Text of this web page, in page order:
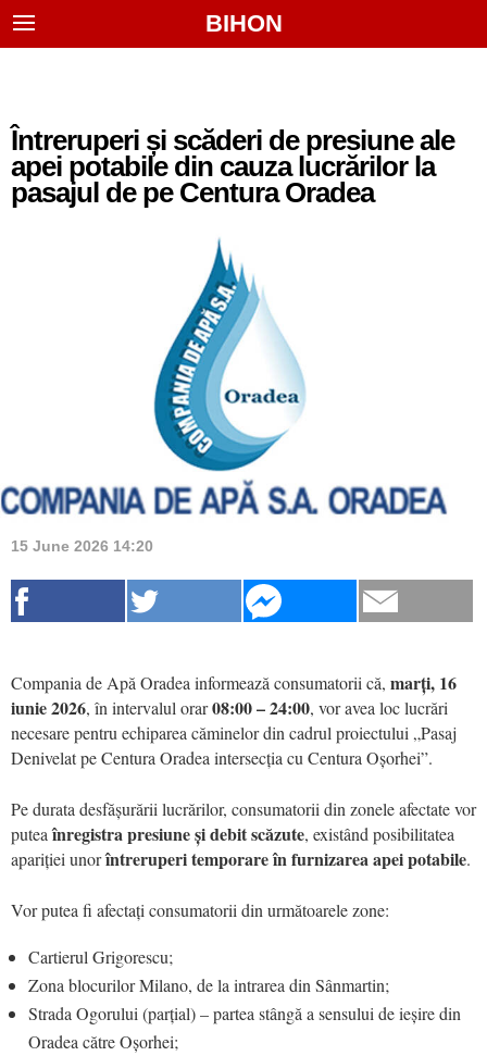
BIHON
Întreruperi și scăderi de presiune ale
apei potabile din cauza lucrărilor la
pasajul de pe Centura Oradea
15 June 2026 14:20
Compania de Apă Oradea informează consumatorii că, marți, 16
iunie 2026, în intervalul orar08:00 – 24:00, vor avea loc lucrări
necesare pentru echiparea căminelor din cadrul proiectului „Pasaj
Denivelat pe Centura Oradea intersecția cu Centura Oșorhei”.
Pe durata desfășurării lucrărilor, consumatorii din zonele afectate vor
puteaînregistra presiune și debit scăzute, existând posibilitatea
apariției unorîntreruperi temporare în furnizarea apei potabile.
Vor putea fi afectați consumatorii din următoarele zone:
Cartierul Grigorescu;
Zona blocurilor Milano, de la intrarea din Sânmartin;
Strada Ogorului (parțial) – partea stângă a sensului de ieșire din
Oradea către Oșorhei;